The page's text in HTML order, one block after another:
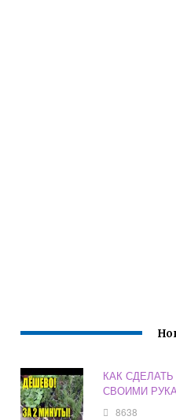
КАК
СВОИМИ
8638